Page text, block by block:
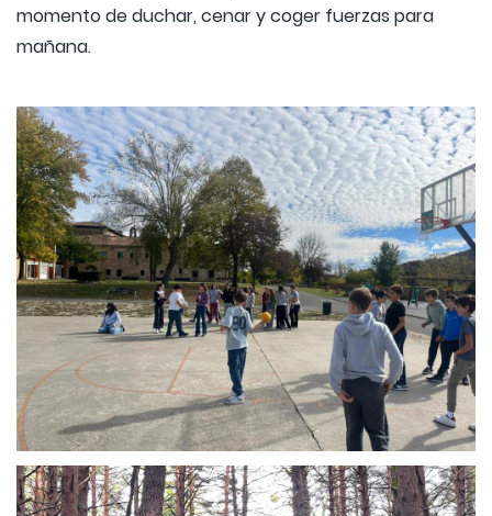
momento de duchar, cenar y coger fuerzas para
mañana.